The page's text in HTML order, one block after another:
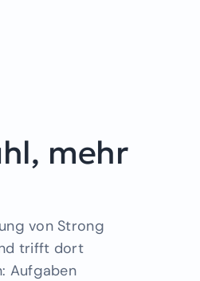
mehr
von Strong
trifft dort
Aufgaben